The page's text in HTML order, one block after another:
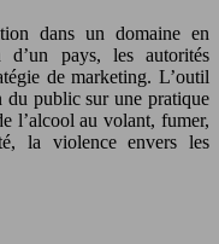
dans un domaine en
pays, les autorités
de marketing. L’outil
du public sur une pratique
l’alcool au volant, fumer,
la violence envers les